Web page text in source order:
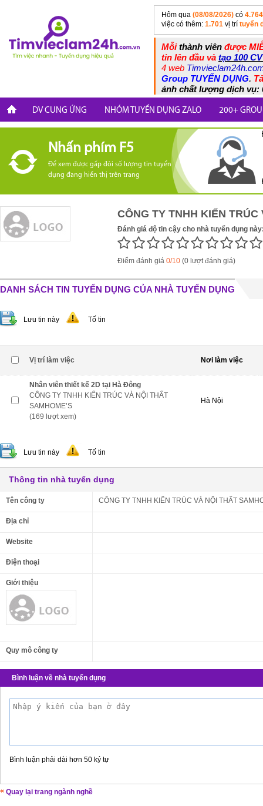
Hôm qua (08/08/2026) có 4.764
việc có thêm: 1.701 vị trí tuyển
Mỗithành viên được
tin lên đầu và tạo 100
4 web
Group TUYỂN DỤNG.
ánh chất lượng dịch vụ:
DV CUNG ỨNG NHÓM TUYỂN DỤNG ZALO 200+
Nhấn phím F5
Để xem được gấp đôi số lượng tin tuyển
dụng đang hiển thị trên trang
CÔNG TY TNHH KIẾN TRÚC
Đánh giá độ tin cậy cho nhà tuyển dụng
Điểm đánh giá 0/10 (0 lượt đánh giá)
DANH SÁCH TIN TUYỂN DỤNG CỦA NHÀ TUYỂN DỤNG
Lưu tin này Tố tin
Vị trí làm việc Nơi làm việc
Nhân viên thiết kế 2D tại Hà Đông
CÔNG TY TNHH KIẾN TRÚC VÀ NỘI THẤT
SAMHOME’S
(169 lượt xem)
Hà Nội
Lưu tin này Tố tin
Thông tin nhà tuyển dụng
Tên công ty CÔNG TY TNHH KIẾN TRÚC VÀ NỘI THẤT
Địa chỉ
Website
Điện thoại
Giới thiệu
Quy mô công ty
Bình luận về nhà tuyển dụng
Bình luận phải dài hơn 50 ký tự
Quay lại trang ngành nghề